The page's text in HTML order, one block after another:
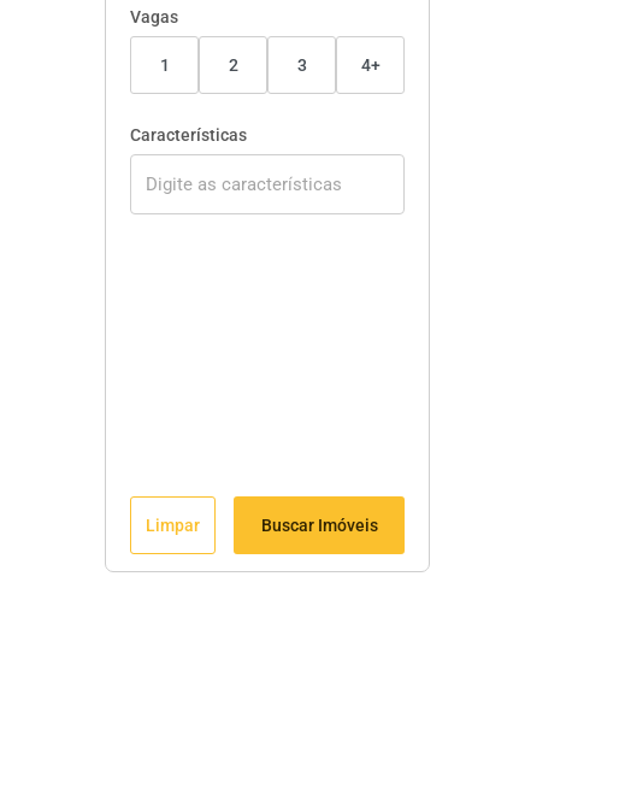
Vagas
1 2 3 4+
Características
Limpar Buscar Imóveis